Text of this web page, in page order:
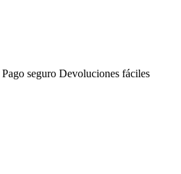
Pago seguro Devoluciones fáciles